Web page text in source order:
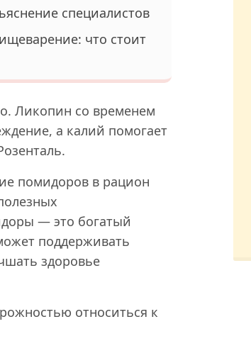
специалистов
что стоит
Ликопин со временем
а калий помогает
помидоров в рацион
— это богатый
поддерживать
здоровье
относиться к